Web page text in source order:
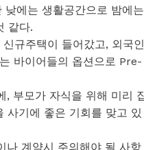
에는 생활공간으로 밤에는
같다.
규주택이 들어갔고, 외국인
바이어들의 옵션으로 Pre-
, 부모가 자식을 위해 미리
사기에 좋은 기회를 맞고 있
나 계약시 주의해야 될 사항